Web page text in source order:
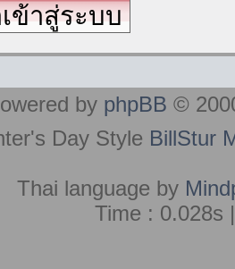
ข้าสู่ระบบ
by phpBB ©
Day Style BillStur
Thai language by
Time : 0.028s